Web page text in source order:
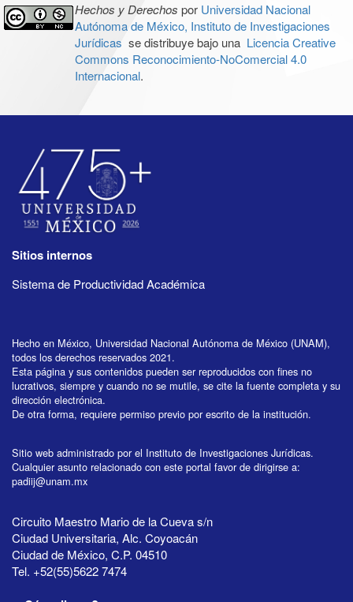
Hechos y Derechos por Universidad Nacional
Autónoma de México, Instituto de Investigaciones
Jurídicas se distribuye bajo una Licencia Creative
Commons Reconocimiento-NoComercial 4.0
Internacional.
Sitios internos
Sistema de Productividad Académica
Hecho en México, Universidad Nacional Autónoma de México (UNAM),
todos los derechos reservados 2021.
Esta página y sus contenidos pueden ser reproducidos con fines no
lucrativos, siempre y cuando no se mutile, se cite la fuente completa y su
dirección electrónica.
De otra forma, requiere permiso previo por escrito de la institución.
Sitio web administrado por el Instituto de Investigaciones Jurídicas.
Cualquier asunto relacionado con este portal favor de dirigirse a:
padiij@unam.mx
Circuito Maestro Mario de la Cueva s/n
Ciudad Universitaria, Alc. Coyoacán
Ciudad de México, C.P. 04510
Tel. +52(55)5622 7474